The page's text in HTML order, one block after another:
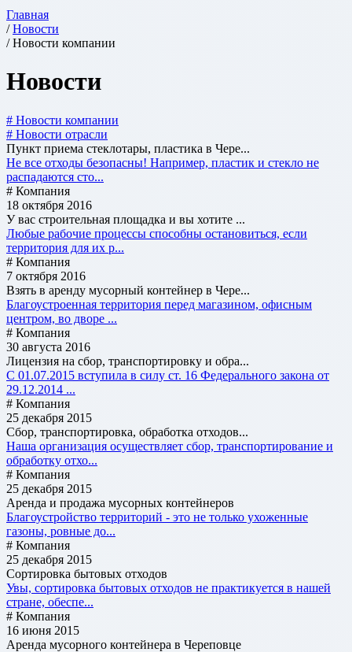
Главная
/Новости
/ Новости компании
Новости
# Новости компании
# Новости отрасли
Пункт приема стеклотары, пластика в Чере...
Не все отходы безопасны! Например, пластик и стекло не
распадаются сто...
# Компания
18 октября 2016
У вас строительная площадка и вы хотите ...
Любые рабочие процессы способны остановиться, если
территория для их р...
# Компания
7 октября 2016
Взять в аренду мусорный контейнер в Чере...
Благоустроенная территория перед магазином, офисным
центром, во дворе ...
# Компания
30 августа 2016
Лицензия на сбор, транспортировку и обра...
С 01.07.2015 вступила в силу ст. 16 Федерального закона от
29.12.2014 ...
# Компания
25 декабря 2015
Сбор, транспортировка, обработка отходов...
Наша организация осуществляет сбор, транспортирование и
обработку отхо...
# Компания
25 декабря 2015
Аренда и продажа мусорных контейнеров
Благоустройство территорий - это не только ухоженные
газоны, ровные до...
# Компания
25 декабря 2015
Сортировка бытовых отходов
Увы, сортировка бытовых отходов не практикуется в нашей
стране, обеспе...
# Компания
16 июня 2015
Аренда мусорного контейнера в Череповце